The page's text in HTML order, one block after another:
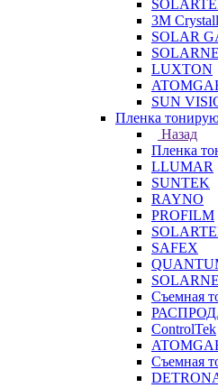
3M
SOLAR
LUXTON
SUN
Пленка
Назад
Пленка
LLUMAR
SUNTEK
RAYNO
PROFILM
SAFEX
Съемная
ControlTek
Съемная